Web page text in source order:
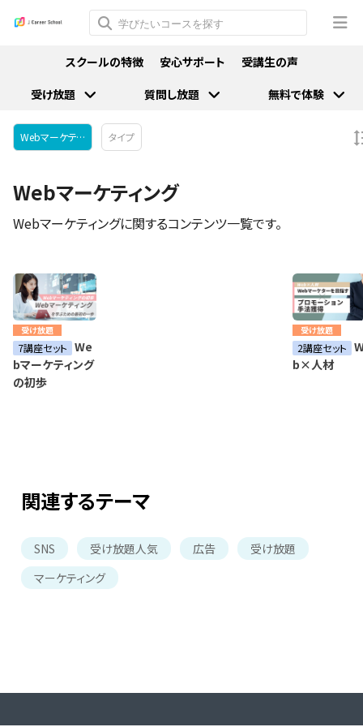
Webマーケティング タイプ
Webマーケティング
Webマーケティングに関するコンテンツ一覧です。
受け放題
7講座セット We
bマーケティング
の初歩
受け放題
2講座セット
b×人材
関連するテーマ
SNS 受け放題人気 広告
受け放題
マーケティング
スクールの特徴 安心サポート
受講生の声
受け放題
質問し放題 無料で体験